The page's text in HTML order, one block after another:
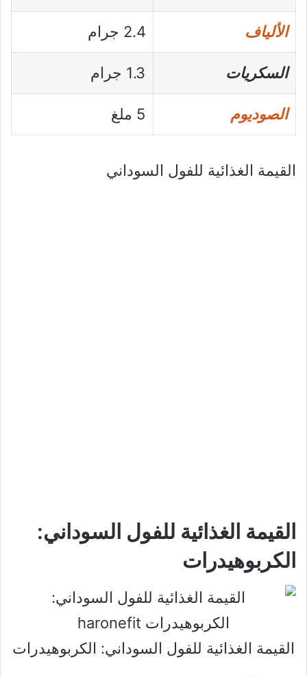
الألياف 2.4 جرام
السكريات 1.3 جرام
الصوديوم 5 ملغ
القيمة الغذائية للفول السوداني
القيمة الغذائية للفول السوداني:
الكربوهيدرات
القيمة الغذائية للفول السوداني: الكربوهيدرات